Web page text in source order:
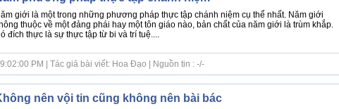
giới là một trong những phương pháp thực tập chánh niệm cụ thể nhất. Năm giới
thuộc về một đảng phái hay một tôn giáo nào, bản chất của năm giới là trùm khắp.
đích thực là sự thực tập từ bi và trí tuệ....
PM | Tác giả bài viết: Hoa Đạo | Nguồn tin : -/-
nên vội tin cũng không nên bài bác